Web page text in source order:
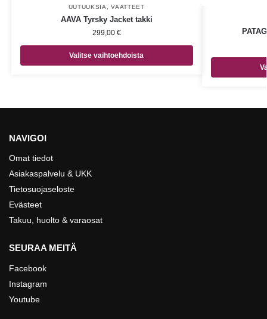
UUTUUKSIA ,VAATTEET
AAVA Tyrsky Jacket takki
299,00 €
Valitse vaihtoehdoista
NAVIGOI
Omat tiedot
Asiakaspalvelu & UKK
Tietosuojaseloste
Evästeet
Takuu, huolto & varaosat
SEURAA MEITÄ
Facebook
Instagram
Youtube